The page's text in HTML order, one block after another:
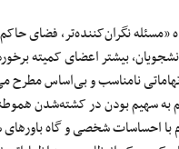
«مسئله نگران‌کننده‌تر، فضای
بیشتر اعضای کمیته
نامناسب و بی‌اساس مطرح
به سهیم بودن در کشته‌شدن
با احساسات شخصی و گاه